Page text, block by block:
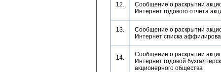
12.
Сообщение о раскрытии
Интернет годового отчета
13.
Сообщение о раскрытии
Интернет списка
14.
Сообщение о раскрытии
Интернет годовой
акционерного общества